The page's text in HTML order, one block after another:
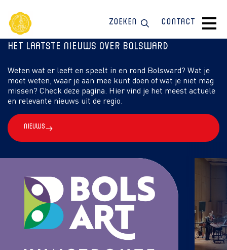
Zoeken Contact
Het laatste nieuws over Bolsward
Weten wat er leeft en speelt in en rond Bolsward? Wat je
moet weten, waar je aan mee kunt doen of wat je niet mag
missen? Check deze pagina. Hier vind je het meest actuele
en relevante nieuws uit de regio.
Nieuws